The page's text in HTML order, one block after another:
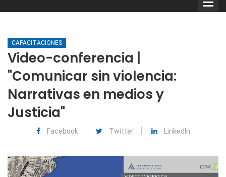
CAPACITACIONES
Video-conferencia |
"Comunicar sin violencia:
Narrativas en medios y
Justicia"
Facebook Twitter LinkedIn